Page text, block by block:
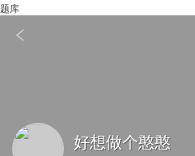
题库
好想做个憨憨